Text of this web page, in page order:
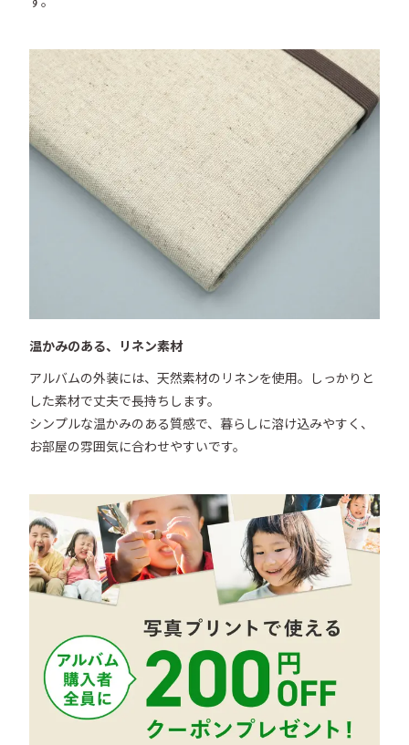
温かみのある、リネン素材
アルバムの外装には、天然素材のリネンを使用。しっかりと
した素材で丈夫で長持ちします。
シンプルな温かみのある質感で、暮らしに溶け込みやすく、
お部屋の雰囲気に合わせやすいです。